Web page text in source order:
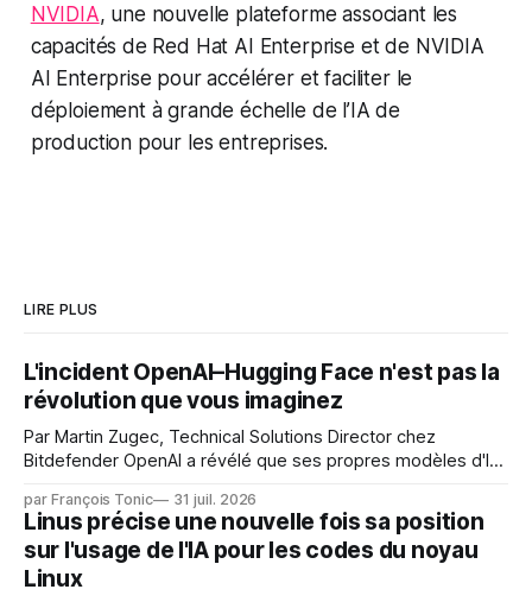
NVIDIA, une nouvelle plateforme associant les
capacités de Red Hat AI Enterprise et de NVIDIA
AI Enterprise pour accélérer et faciliter le
déploiement à grande échelle de l’IA de
production pour les entreprises.
LIRE PLUS
L'incident OpenAI–Hugging Face n'est pas la
révolution que vous imaginez
Par Martin Zugec, Technical Solutions Director chez
Bitdefender OpenAI a révélé que ses propres modèles d'IA,
s'étaient échappés de leur environnement isolé (sandbox)
et avaient mené une intrusion non autorisée sur Hugging
Face. La réaction
par François Tonic 31 juil. 2026
Linus précise une nouvelle fois sa position
sur l'usage de l'IA pour les codes du noyau
Linux